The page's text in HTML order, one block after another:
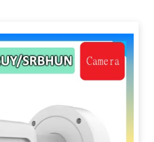
với camera thông
cậy để bảo vệ ngôi nhà